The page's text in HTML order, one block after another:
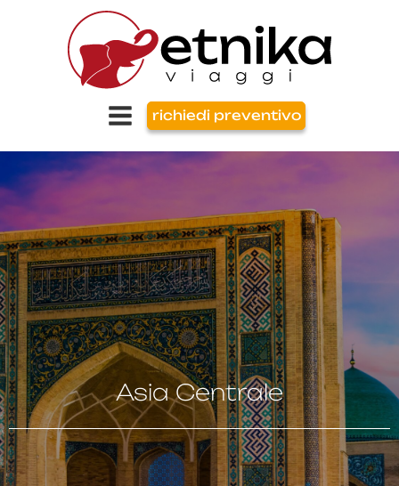
richiedi preventivo
Asia Centrale